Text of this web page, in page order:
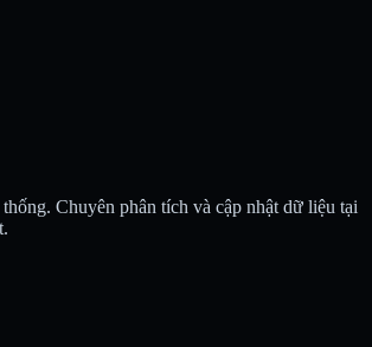
Chuyên phân tích và cập nhật dữ liệu tại